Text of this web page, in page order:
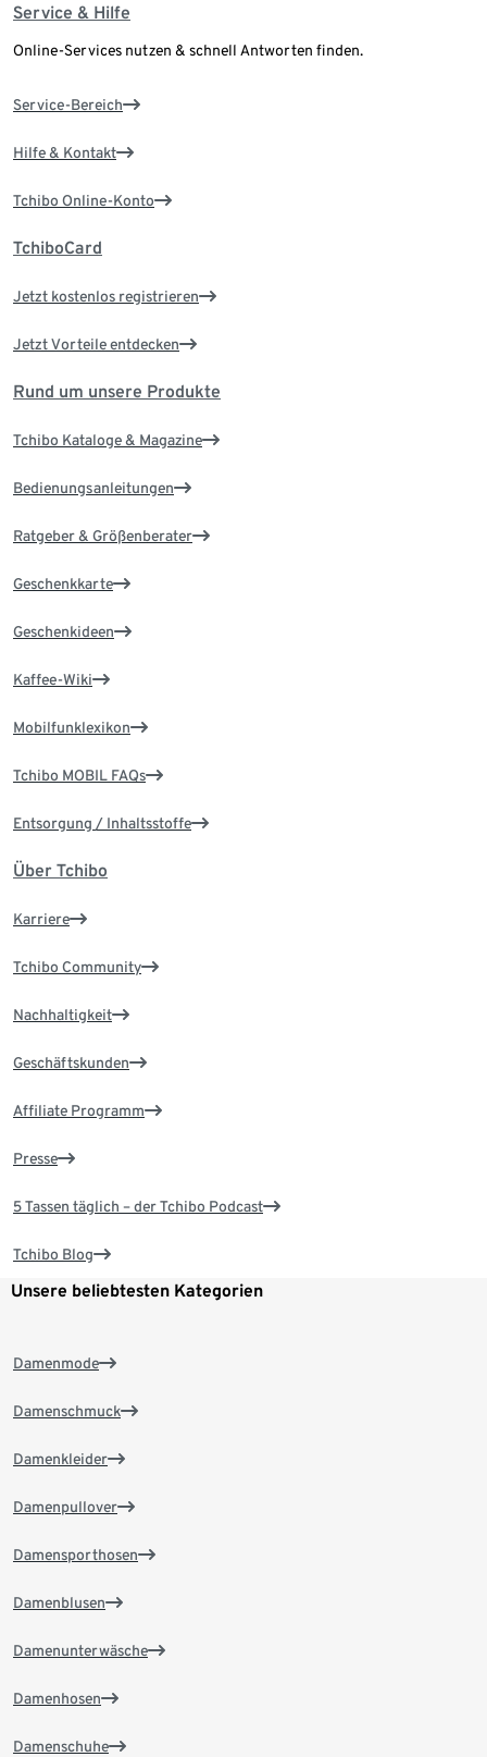
Service & Hilfe
Online-Services nutzen & schnell Antworten finden.
Service-Bereich
Hilfe & Kontakt
Tchibo Online-Konto
TchiboCard
Jetzt kostenlos registrieren
Jetzt Vorteile entdecken
Rund um unsere Produkte
Tchibo Kataloge & Magazine
Bedienungsanleitungen
Ratgeber & Größenberater
Geschenkkarte
Geschenkideen
Kaffee-Wiki
Mobilfunklexikon
Tchibo MOBIL FAQs
Entsorgung / Inhaltsstoffe
Über Tchibo
Karriere
Tchibo Community
Nachhaltigkeit
Geschäftskunden
Affiliate Programm
Presse
5 Tassen täglich – der Tchibo Podcast
Tchibo Blog
Unsere beliebtesten Kategorien
Damenmode
Damenschmuck
Damenkleider
Damenpullover
Damensporthosen
Damenblusen
Damenunterwäsche
Damenhosen
Damenschuhe